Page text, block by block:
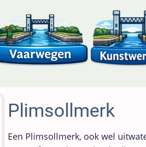
Plimsollmerk
Een Plimsollmerk, ook wel